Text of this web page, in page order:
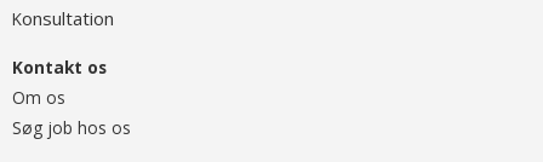
Konsultation
Kontakt os
Om os
Søg job hos os